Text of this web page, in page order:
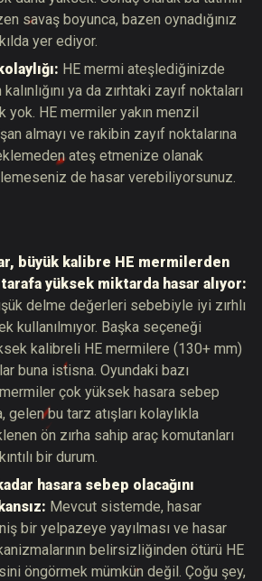
savaş boyunca, bazen oynadığınız
yer ediyor.
HE mermi ateşlediğinizde
kalınlığını ya da zırhtaki zayıf noktaları
yok. HE mermiler yakın menzil
almayı ve rakibin zayıf noktalarına
ateş etmenize olanak
de hasar verebiliyorsunuz.
büyük kalibre HE mermilerden
yüksek miktarda hasar alıyor:
delme değerleri sebebiyle iyi zırhlı
kullanılmıyor. Başka seçeneği
kalibreli HE mermilere (130+ mm)
buna istisna. Oyundaki bazı
çok yüksek hasara sebep
gelen bu tarz atışları kolaylıkla
ön zırha sahip araç komutanları
bir durum.
hasara sebep olacağını
Mevcut sistemde, hasar
bir yelpazeye yayılması ve hasar
belirsizliğinden ötürü HE
öngörmek mümkün değil. Çoğu şey,